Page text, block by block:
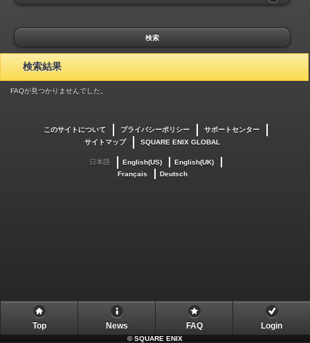
検索
検索結果
FAQが見つかりませんでした。
このサイトについて プライバシーポリシー
サポートセンター
サイトマップ
SQUARE ENIX GLOBAL
日本語 English(US)
English(UK)
Français
Deutsch
Top News FAQ Login
©SQUARE ENIX